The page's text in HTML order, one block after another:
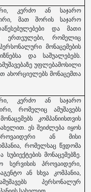
კერძო ან საჯარო
მათ შორის საჯარო
და მათი
ერთეულები, რომელიც
მონაცემების
და საშუალებებს.
უფლებამოსილი
ახორციელებს მონაცემთა
კერძო ან საჯარო
რომელიც ამუშავებს
კომპანიისთვის
ეს შეიძლება იყოს
ან მისი
რომელსაც წვდომა
სუბიექტების მონაცემებზე.
სერვისის პროვაიდერი,
ან სხვა კომპანია,
პერსონალურ